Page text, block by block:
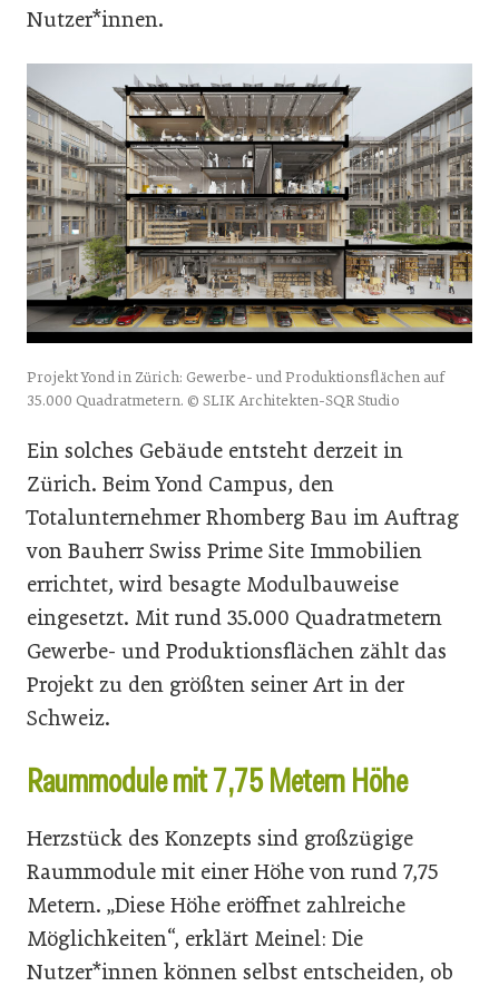
Nutzer*innen.
Projekt Yond in Zürich: Gewerbe- und Produktionsflächen auf
35.000 Quadratmetern. © SLIK Architekten-SQR Studio
Ein solches Gebäude entsteht derzeit in
Zürich. Beim Yond Campus, den
Totalunternehmer Rhomberg Bau im Auftrag
von Bauherr Swiss Prime Site Immobilien
errichtet, wird besagte Modulbauweise
eingesetzt. Mit rund 35.000 Quadratmetern
Gewerbe- und Produktionsflächen zählt das
Projekt zu den größten seiner Art in der
Schweiz.
Raummodule mit 7,75 Metern Höhe
Herzstück des Konzepts sind großzügige
Raummodule mit einer Höhe von rund 7,75
Metern. „Diese Höhe eröffnet zahlreiche
Möglichkeiten“, erklärt Meinel: Die
Nutzer*innen können selbst entscheiden, ob